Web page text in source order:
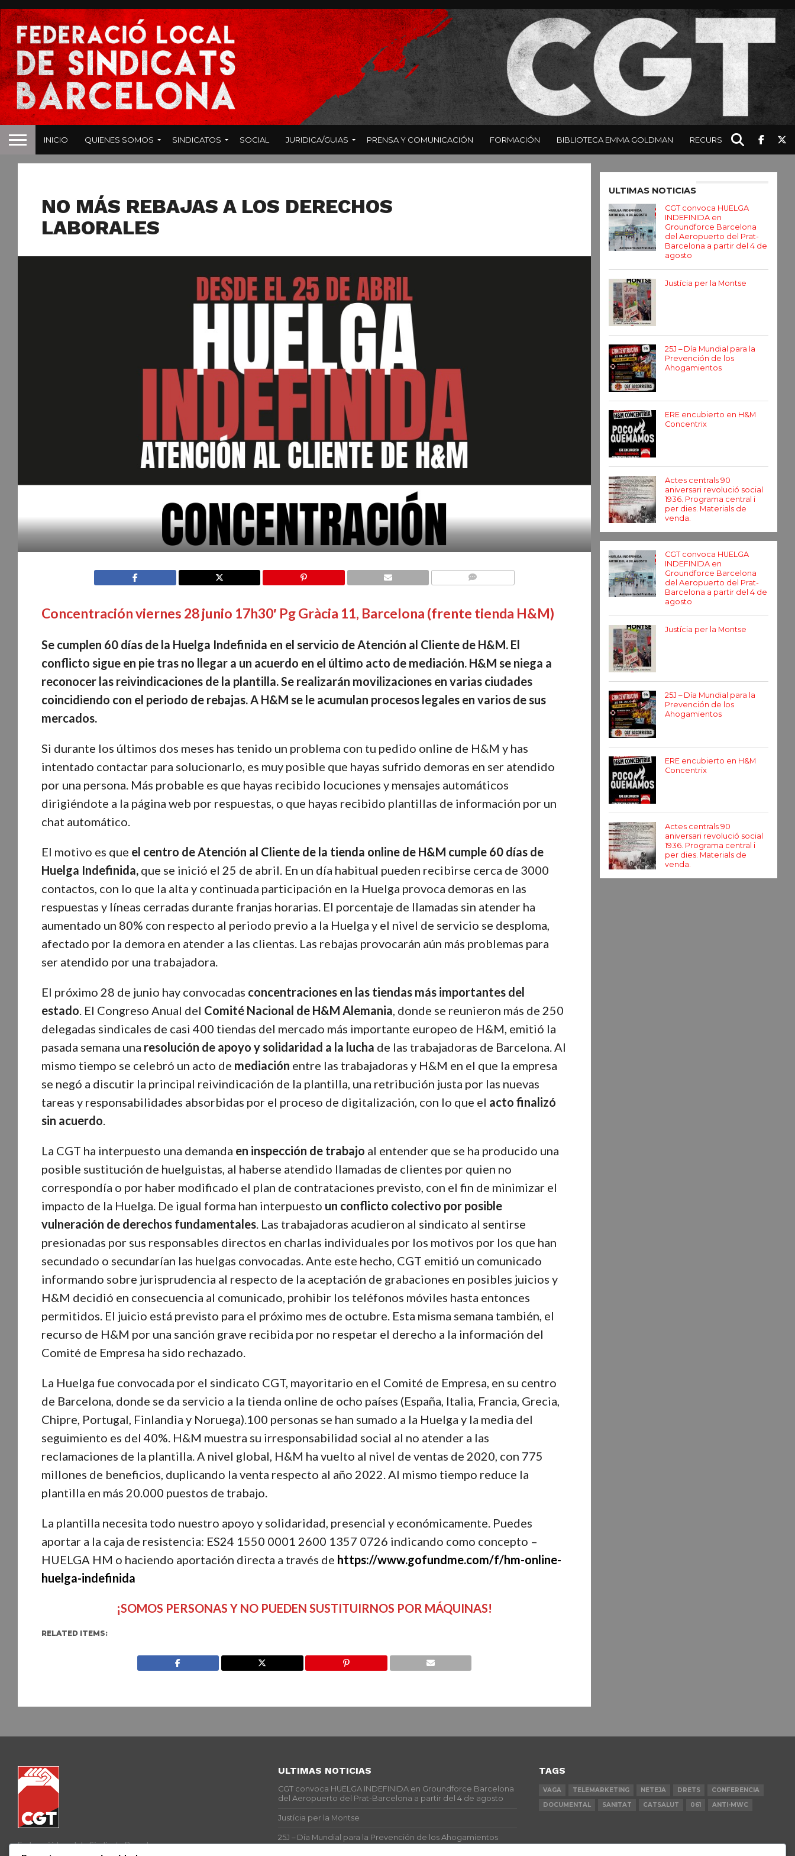
INICIO QUIENES SOMOS SINDICATOS SOCIAL JURIDICA/GUIAS PRENSA Y COMUNICACIÓN FORMACIÓN BIBLIOTECA EMMA GOLDMAN RECURSOS
NO MÁS REBAJAS A LOS DERECHOS
LABORALES
Concentración viernes 28 junio 17h30′ Pg Gràcia 11, Barcelona (frente tienda H&M)
Se cumplen 60 días de la Huelga Indefinida en el servicio de Atención al Cliente de H&M. El
conflicto sigue en pie tras no llegar a un acuerdo en el último acto de mediación. H&M se niega a
reconocer las reivindicaciones de la plantilla. Se realizarán movilizaciones en varias ciudades
coincidiendo con el periodo de rebajas. A H&M se le acumulan procesos legales en varios de sus
mercados.
Si durante los últimos dos meses has tenido un problema con tu pedido online de H&M y has
intentado contactar para solucionarlo, es muy posible que hayas sufrido demoras en ser atendido
por una persona. Más probable es que hayas recibido locuciones y mensajes automáticos
dirigiéndote a la página web por respuestas, o que hayas recibido plantillas de información por un
chat automático.
El motivo es que el centro de Atención al Cliente de la tienda online de H&M cumple 60 días de
Huelga Indefinida, que se inició el 25 de abril. En un día habitual pueden recibirse cerca de 3000
contactos, con lo que la alta y continuada participación en la Huelga provoca demoras en las
respuestas y líneas cerradas durante franjas horarias. El porcentaje de llamadas sin atender ha
aumentado un 80% con respecto al periodo previo a la Huelga y el nivel de servicio se desploma,
afectado por la demora en atender a las clientas. Las rebajas provocarán aún más problemas para
ser atendido por una trabajadora.
El próximo 28 de junio hay convocadas concentraciones en las tiendas más importantes del
estado. El Congreso Anual del Comité Nacional de H&M Alemania, donde se reunieron más de 250
delegadas sindicales de casi 400 tiendas del mercado más importante europeo de H&M, emitió la
pasada semana una resolución de apoyo y solidaridad a la lucha de las trabajadoras de Barcelona. Al
mismo tiempo se celebró un acto de mediación entre las trabajadoras y H&M en el que la empresa
se negó a discutir la principal reivindicación de la plantilla, una retribución justa por las nuevas
tareas y responsabilidades absorbidas por el proceso de digitalización, con lo que el acto finalizó
sin acuerdo.
La CGT ha interpuesto una demanda en inspección de trabajo al entender que se ha producido una
posible sustitución de huelguistas, al haberse atendido llamadas de clientes por quien no
correspondía o por haber modificado el plan de contrataciones previsto, con el fin de minimizar el
impacto de la Huelga. De igual forma han interpuesto un conflicto colectivo por posible
vulneración de derechos fundamentales. Las trabajadoras acudieron al sindicato al sentirse
presionadas por sus responsables directos en charlas individuales por los motivos por los que han
secundado o secundarían las huelgas convocadas. Ante este hecho, CGT emitió un comunicado
informando sobre jurisprudencia al respecto de la aceptación de grabaciones en posibles juicios y
H&M decidió en consecuencia al comunicado, prohibir los teléfonos móviles hasta entonces
permitidos. El juicio está previsto para el próximo mes de octubre. Esta misma semana también, el
recurso de H&M por una sanción grave recibida por no respetar el derecho a la información del
Comité de Empresa ha sido rechazado.
La Huelga fue convocada por el sindicato CGT, mayoritario en el Comité de Empresa, en su centro
de Barcelona, donde se da servicio a la tienda online de ocho países (España, Italia, Francia, Grecia,
Chipre, Portugal, Finlandia y Noruega).100 personas se han sumado a la Huelga y la media del
seguimiento es del 40%. H&M muestra su irresponsabilidad social al no atender a las
reclamaciones de la plantilla. A nivel global, H&M ha vuelto al nivel de ventas de 2020, con 775
millones de beneficios, duplicando la venta respecto al año 2022. Al mismo tiempo reduce la
plantilla en más 20.000 puestos de trabajo.
La plantilla necesita todo nuestro apoyo y solidaridad, presencial y económicamente. Puedes
aportar a la caja de resistencia: ES24 1550 0001 2600 1357 0726 indicando como concepto –
HUELGA HM o haciendo aportación directa a través de https://www.gofundme.com/f/hm-online-
huelga-indefinida
¡SOMOS PERSONAS Y NO PUEDEN SUSTITUIRNOS POR MÁQUINAS!
RELATED ITEMS:
ULTIMAS NOTICIAS
CGT convoca HUELGA
INDEFINIDA en
Groundforce Barcelona
del Aeropuerto del Prat-
Barcelona a partir del 4 de
agosto
Justícia per la Montse
25J – Día Mundial para la
Prevención de los
Ahogamientos
ERE encubierto en H&M
Concentrix
Actes centrals 90
aniversari revolució social
1936. Programa central i
per dies. Materials de
venda.
CGT convoca HUELGA
INDEFINIDA en
Groundforce Barcelona
del Aeropuerto del Prat-
Barcelona a partir del 4 de
agosto
Justícia per la Montse
25J – Día Mundial para la
Prevención de los
Ahogamientos
ERE encubierto en H&M
Concentrix
Actes centrals 90
aniversari revolució social
1936. Programa central i
per dies. Materials de
venda.
Federació Local de Sindicats Barcelona
ULTIMAS NOTICIAS
CGT convoca HUELGA INDEFINIDA en Groundforce Barcelona
del Aeropuerto del Prat-Barcelona a partir del 4 de agosto
Justícia per la Montse
25J – Día Mundial para la Prevención de los Ahogamientos
TAGS
VAGA TELEMARKETING NETEJA DRETS
CONFERENCIA
DOCUMENTAL
SANITAT CATSALUT 061 ANTI-MWC